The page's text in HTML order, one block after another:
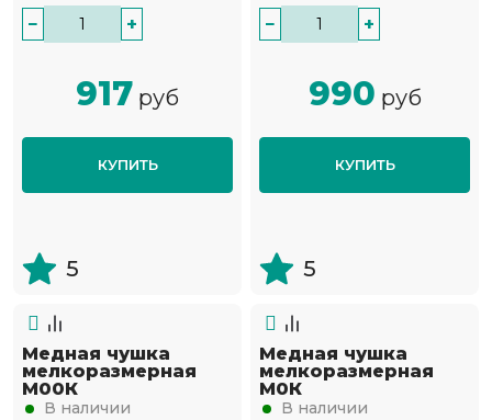
− +
917 руб
КУПИТЬ
5
− +
990 руб
КУПИТЬ
5
Медная чушка
мелкоразмерная
М00К
В наличии
Медная чушка
мелкоразмерная
М0К
В наличии